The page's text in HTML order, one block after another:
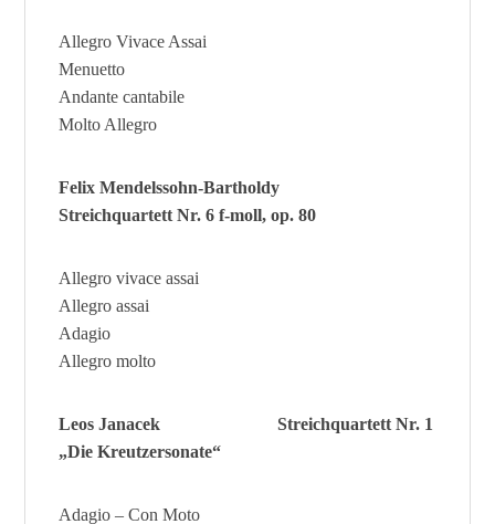
Allegro Vivace Assai
Menuetto
Andante cantabile
Molto Allegro
Felix Mendelssohn-Bartholdy
Streichquartett Nr. 6 f-moll, op. 80
Allegro vivace assai
Allegro assai
Adagio
Allegro molto
Leos Janacek Streichquartett Nr. 1
„Die Kreutzersonate“
Adagio – Con Moto